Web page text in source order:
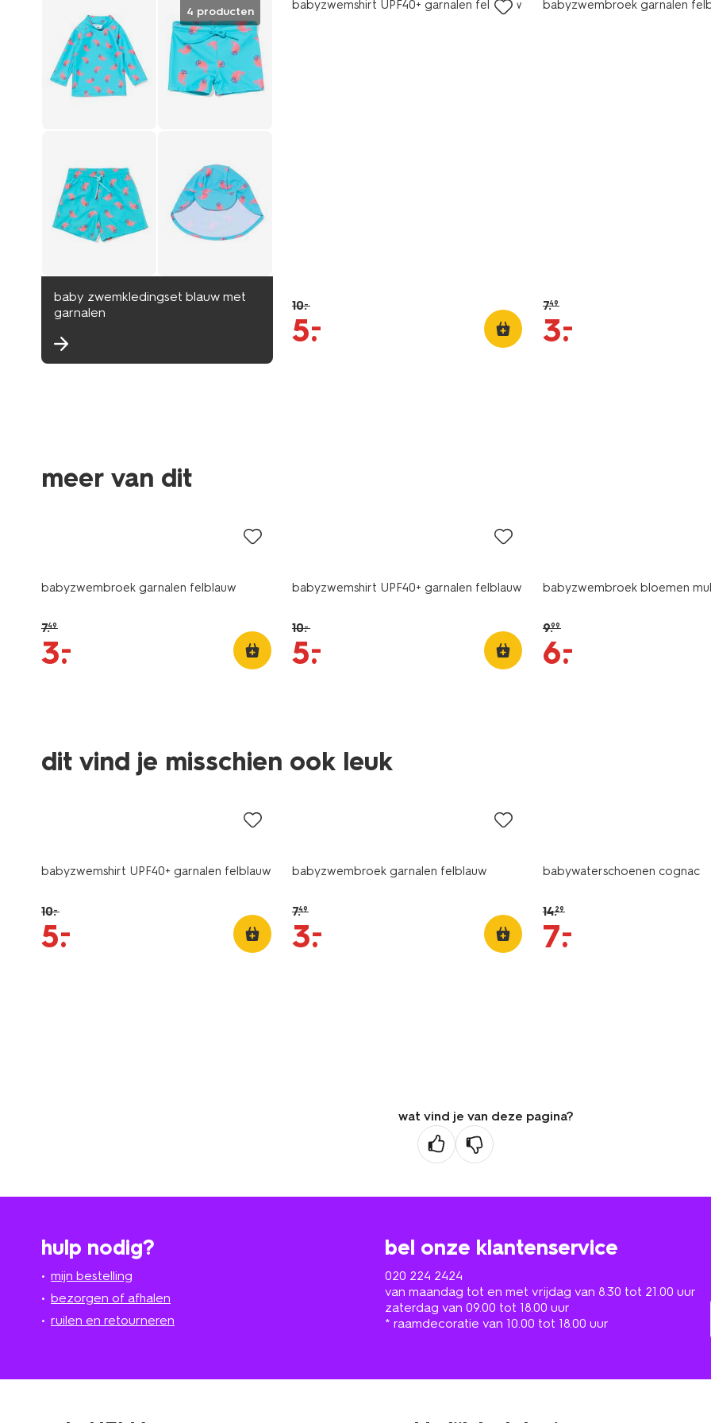
4 producten
baby zwemkledingset blauw met
garnalen
babyzwemshirt UPF40+ garnalen felblauw
10.–
5.
–
babyzwembroek garnalen
7.49
3.
–
meer van dit
babyzwembroek garnalen felblauw
7.49
3.
–
babyzwemshirt UPF40+ garnalen felblauw
10.–
5.
–
babyzwembroek bloemen
9.99
6.
–
dit vind je misschien ook leuk
babyzwemshirt UPF40+ garnalen felblauw
10.–
5.
–
babyzwembroek garnalen felblauw
7.49
3.
–
babywaterschoenen cognac
14.29
7.
–
wat vind je van deze pagina?
hulp nodig?
mijn bestelling
bezorgen of afhalen
ruilen en retourneren
bel onze klantenservice
020 224 2424
van maandag tot en met vrijdag van 8.30 tot 21.00 uur
zaterdag van 09.00 tot 18.00 uur
* raamdecoratie van 10.00 tot 18.00 uur